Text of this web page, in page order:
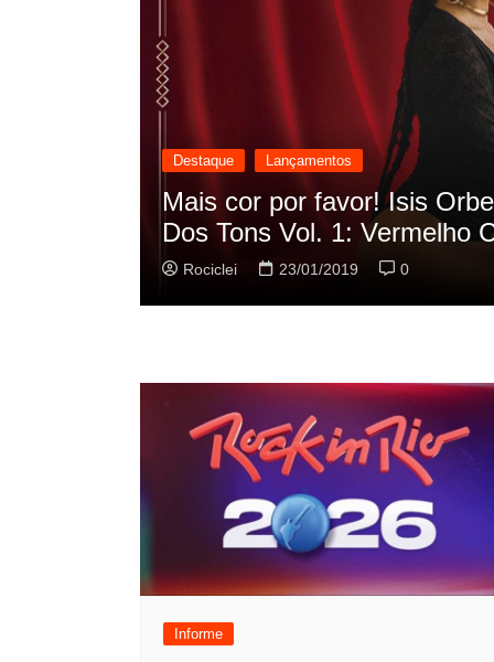
Destaque Lançamentos
Rashid vai buscar nos HQs
sua nova música
Rociclei 22/01/2019 0
Informe